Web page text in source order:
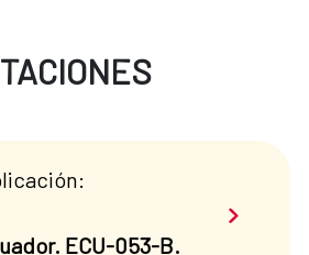
ECU-053-B.
Saber